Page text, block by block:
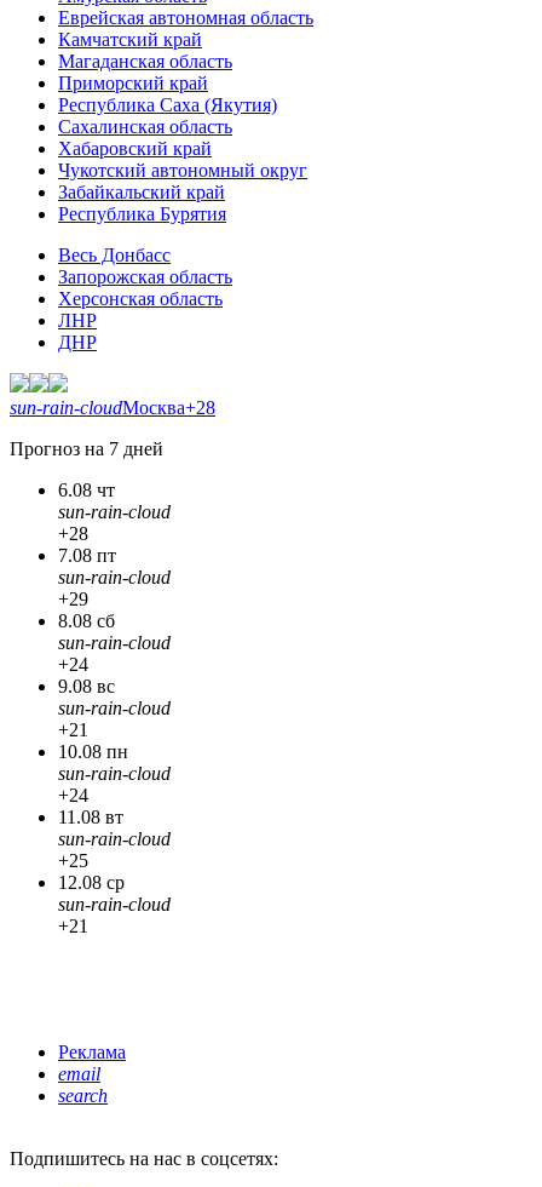
Еврейская автономная область
Камчатский край
Магаданская область
Приморский край
Республика Саха (Якутия)
Сахалинская область
Хабаровский край
Чукотский автономный округ
Забайкальский край
Республика Бурятия
Весь Донбасс
Запорожская область
Херсонская область
ЛНР
ДНР
sun-rain-cloudМосква+28
Прогноз на 7 дней
6.08 чт
sun-rain-cloud
+28
7.08 пт
sun-rain-cloud
+29
8.08 сб
sun-rain-cloud
+24
9.08 вс
sun-rain-cloud
+21
10.08 пн
sun-rain-cloud
+24
11.08 вт
sun-rain-cloud
+25
12.08 ср
sun-rain-cloud
+21
Реклама
email
search
Подпишитесь на нас в соцсетях: